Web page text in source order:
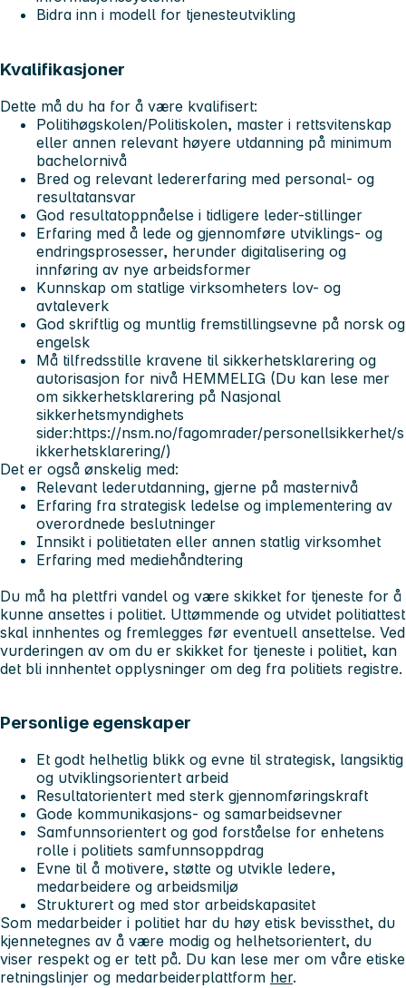
Bidra inn i modell for tjenesteutvikling
Kvalifikasjoner
Dette må du ha for å være kvalifisert:
Politihøgskolen/Politiskolen, master i rettsvitenskap
eller annen relevant høyere utdanning på minimum
bachelornivå
Bred og relevant ledererfaring med personal- og
resultatansvar
God resultatoppnåelse i tidligere leder-stillinger
Erfaring med å lede og gjennomføre utviklings- og
endringsprosesser, herunder digitalisering og
innføring av nye arbeidsformer
Kunnskap om statlige virksomheters lov- og
avtaleverk
God skriftlig og muntlig fremstillingsevne på norsk og
engelsk
Må tilfredsstille kravene til sikkerhetsklarering og
autorisasjon for nivå HEMMELIG (Du kan lese mer
om sikkerhetsklarering på Nasjonal
sikkerhetsmyndighets
sider:https://nsm.no/fagomrader/personellsikkerhet/s
ikkerhetsklarering/)
Det er også ønskelig med:
Relevant lederutdanning, gjerne på masternivå
Erfaring fra strategisk ledelse og implementering av
overordnede beslutninger
Innsikt i politietaten eller annen statlig virksomhet
Erfaring med mediehåndtering
Du må ha plettfri vandel og være skikket for tjeneste for å
kunne ansettes i politiet. Uttømmende og utvidet politiattest
skal innhentes og fremlegges før eventuell ansettelse. Ved
vurderingen av om du er skikket for tjeneste i politiet, kan
det bli innhentet opplysninger om deg fra politiets registre.
Personlige egenskaper
Et godt helhetlig blikk og evne til strategisk, langsiktig
og utviklingsorientert arbeid
Resultatorientert med sterk gjennomføringskraft
Gode kommunikasjons- og samarbeidsevner
Samfunnsorientert og god forståelse for enhetens
rolle i politiets samfunnsoppdrag
Evne til å motivere, støtte og utvikle ledere,
medarbeidere og arbeidsmiljø
Strukturert og med stor arbeidskapasitet
Som medarbeider i politiet har du høy etisk bevissthet, du
kjennetegnes av å være modig og helhetsorientert, du
viser respekt og er tett på. Du kan lese mer om våre etiske
retningslinjer og medarbeiderplattform her.